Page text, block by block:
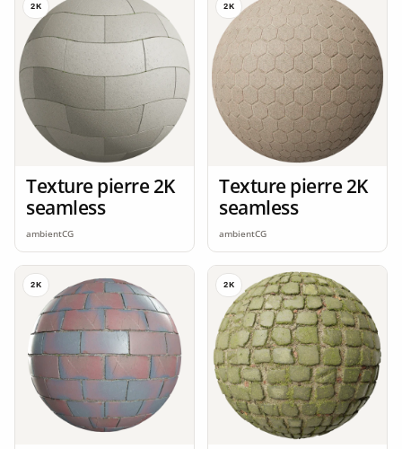
2K
Texture pierre 2K
seamless
ambientCG
2K
Texture pierre 2K
seamless
ambientCG
2K 2K